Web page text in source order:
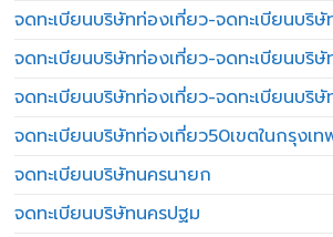
จดทะเบียนบริษัทท่องเที่ยว-จดทะเบียนบริ
จดทะเบียนบริษัทท่องเที่ยว-จดทะเบียนบริ
จดทะเบียนบริษัทท่องเที่ยว-จดทะเบียนบริ
จดทะเบียนบริษัทท่องเที่ยว50เขตในกรุงเท
จดทะเบียนบริษัทนครนายก
จดทะเบียนบริษัทนครปฐม